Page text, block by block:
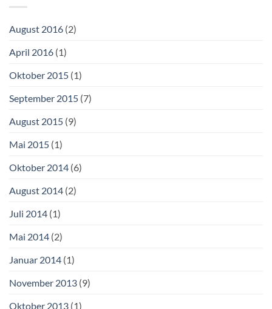
August 2016 (2)
April 2016 (1)
Oktober 2015 (1)
September 2015 (7)
August 2015 (9)
Mai 2015 (1)
Oktober 2014 (6)
August 2014 (2)
Juli 2014 (1)
Mai 2014 (2)
Januar 2014 (1)
November 2013 (9)
Oktober 2013 (1)